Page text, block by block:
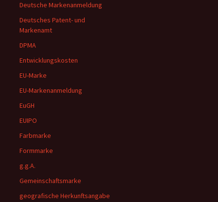
Deutsche Markenanmeldung
Deutsches Patent- und
Markenamt
DPMA
Entwicklungskosten
EU-Marke
EU-Markenanmeldung
EuGH
EUIPO
Farbmarke
Formmarke
g.g.A.
Gemeinschaftsmarke
geografische Herkunftsangabe